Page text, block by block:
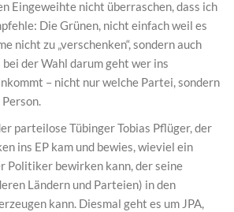
Eingeweihte nicht überraschen, dass ich
Die Grünen, nicht einfach weil es
nicht zu „verschenken“, sondern auch
der Wahl darum geht wer ins
– nicht nur welche Partei, sondern
parteilose Tübinger Tobias Pflüger, der
ins EP kam und bewies, wieviel ein
Politiker bewirken kann, der seine
Ländern und Parteien) in den
kann. Diesmal geht es um JPA,